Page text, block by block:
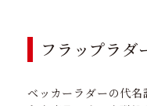
フラップラダ
ベッカーラダーの代